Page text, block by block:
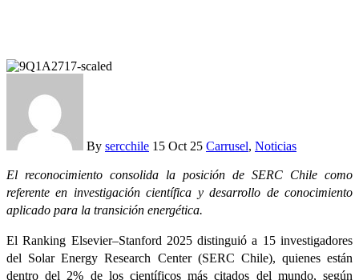
By sercchile 15 Oct 25 Carrusel, Noticias
El reconocimiento consolida la posición de SERC Chile como
referente en investigación científica y desarrollo de conocimiento
aplicado para la transición energética.
El Ranking Elsevier–Stanford 2025 distinguió a 15 investigadores
del Solar Energy Research Center (SERC Chile), quienes están
dentro del 2% de los científicos más citados del mundo, según